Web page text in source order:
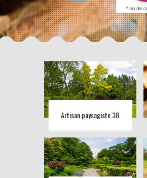
Artisan paysagiste 38